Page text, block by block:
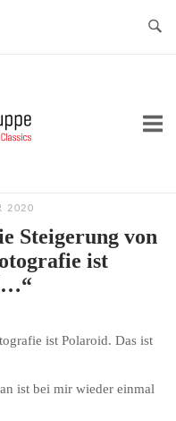
2020
Steigerung von
ist
ist Polaroid. Das ist
ist bei mir wieder einmal